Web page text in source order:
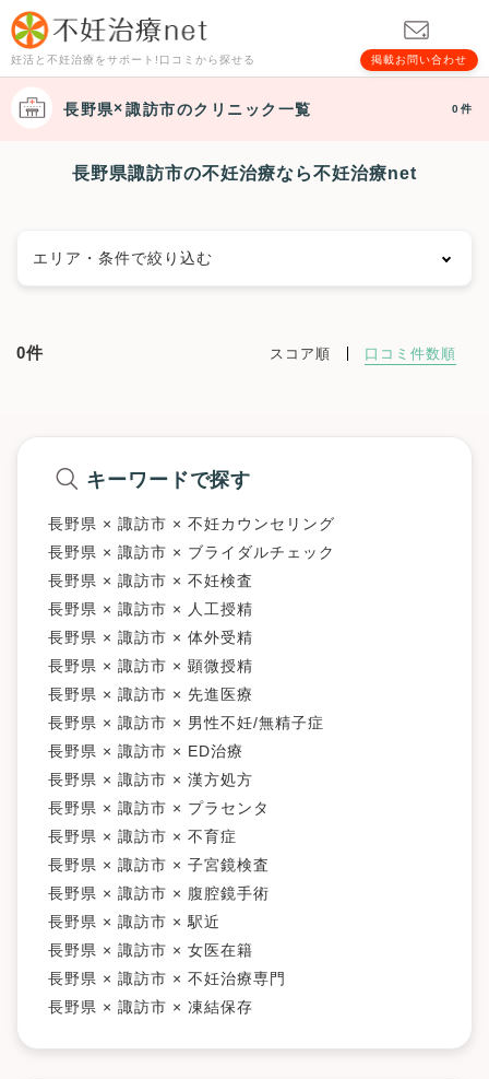
妊活と不妊治療をサポート!口コミから探せる 掲載お問い合わせ
長野県 諏訪市のクリニック一覧 0件
長野県諏訪市の不妊治療なら不妊治療net
エリア・条件で絞り込む
不妊カウンセリング ブライダルチェック
タイミング療法
人工授精 体外受精
先進医療
男性不妊/無精子症
女医在籍
不妊治療専門 凍結保存
マイナ受付
バリアフリー
クレジットカード利用可
オンライン診療
英語対応
0件 スコア順 口コミ件数順
キーワードで探す
長野県 × 諏訪市 × 不妊カウンセリング
長野県 × 諏訪市 × ブライダルチェック
長野県 × 諏訪市 × 不妊検査
長野県 × 諏訪市 × 人工授精
長野県 × 諏訪市 × 体外受精
長野県 × 諏訪市 × 顕微授精
長野県 × 諏訪市 × 先進医療
長野県 × 諏訪市 × 男性不妊/無精子症
長野県 × 諏訪市 × ED治療
長野県 × 諏訪市 × 漢方処方
長野県 × 諏訪市 × プラセンタ
長野県 × 諏訪市 × 不育症
長野県 × 諏訪市 × 子宮鏡検査
長野県 × 諏訪市 × 腹腔鏡手術
長野県 × 諏訪市 × 駅近
長野県 × 諏訪市 × 女医在籍
長野県 × 諏訪市 × 不妊治療専門
長野県 × 諏訪市 × 凍結保存